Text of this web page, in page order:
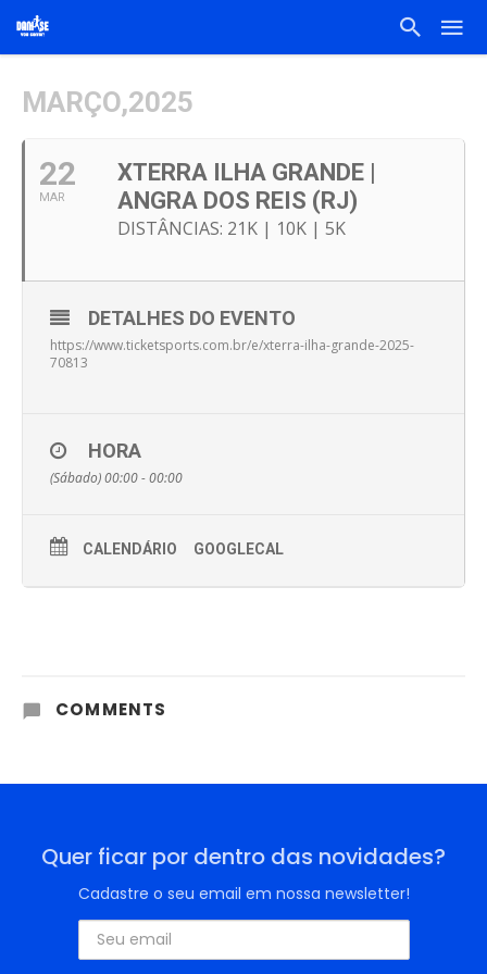
MARÇO,2025
22
MAR
XTERRA ILHA GRANDE |
ANGRA DOS REIS (RJ)
DISTÂNCIAS: 21K | 10K | 5K
DETALHES DO EVENTO
https://www.ticketsports.com.br/e/xterra-ilha-grande-2025-
70813
HORA
(Sábado) 00:00 - 00:00
CALENDÁRIO GOOGLECAL
COMMENTS
Quer ficar por dentro das novidades?
Cadastre o seu email em nossa newsletter!